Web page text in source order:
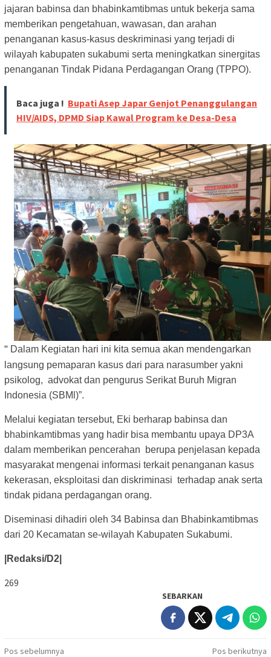
jajaran babinsa dan bhabinkamtibmas untuk bekerja sama
memberikan pengetahuan, wawasan, dan arahan
penanganan kasus-kasus deskriminasi yang terjadi di
wilayah kabupaten sukabumi serta meningkatkan sinergitas
penanganan Tindak Pidana Perdagangan Orang (TPPO).
Baca juga ! Bupati Asep Japar Genjot Penanggulangan
HIV/AIDS, DPMD Siap Kawal Program ke Desa-Desa
“ Dalam Kegiatan hari ini kita semua akan mendengarkan
langsung pemaparan kasus dari para narasumber yakni
psikolog, advokat dan pengurus Serikat Buruh Migran
Indonesia (SBMl)”.
Melalui kegiatan tersebut, Eki berharap babinsa dan
bhabinkamtibmas yang hadir bisa membantu upaya DP3A
dalam memberikan pencerahan berupa penjelasan kepada
masyarakat mengenai informasi terkait penanganan kasus
kekerasan, eksploitasi dan diskriminasi terhadap anak serta
tindak pidana perdagangan orang.
Diseminasi dihadiri oleh 34 Babinsa dan Bhabinkamtibmas
dari 20 Kecamatan se-wilayah Kabupaten Sukabumi.
|Redaksi/D2|
269
SEBARKAN
Navigasi
Pos sebelumnya Pos berikutnya